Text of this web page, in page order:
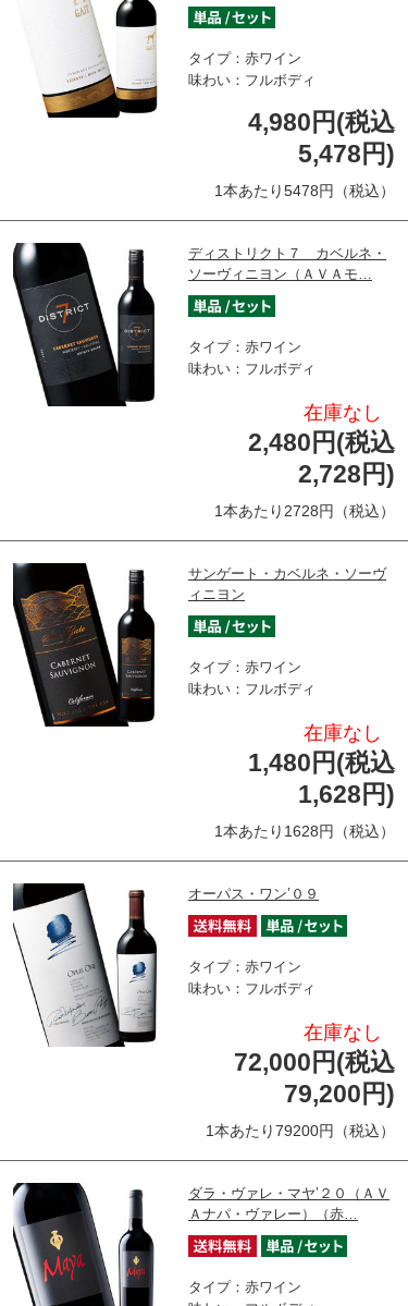
タイプ：赤ワイン
味わい：フルボディ
4,980円(税込
5,478円)
1本あたり5478円（税込）
ディストリクト７ カベルネ・
ソーヴィニヨン（ＡＶＡモ…
タイプ：赤ワイン
味わい：フルボディ
在庫なし
2,480円(税込
2,728円)
1本あたり2728円（税込）
サンゲート・カベルネ・ソーヴ
ィニヨン
タイプ：赤ワイン
味わい：フルボディ
在庫なし
1,480円(税込
1,628円)
1本あたり1628円（税込）
オーパス・ワン’０９
タイプ：赤ワイン
味わい：フルボディ
在庫なし
72,000円(税込
79,200円)
1本あたり79200円（税込）
ダラ・ヴァレ・マヤ’２０（ＡＶ
Ａナパ・ヴァレー）（赤…
タイプ：赤ワイン